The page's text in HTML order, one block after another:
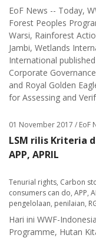
EoF News -- Today,
Forest Peoples
Warsi, Rainforest
Jambi, Wetlands
International
Corporate
and Royal Golden
for Assessing and
01 November 2017 / EoF
LSM rilis Kriteria
APP, APRIL
Tenurial rights, Carbon
consumers can do, APP,
pengelolaan, penilaian,
Hari ini WWF-
Programme, Hutan